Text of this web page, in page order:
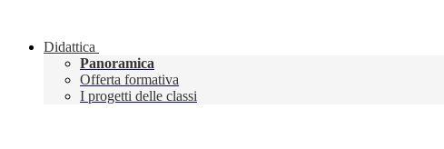
Didattica
Panoramica
Offerta formativa
I progetti delle classi